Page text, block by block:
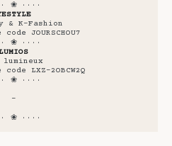
❀ ····
& K-Fashion
JOURSCHOU7
❀ ····
LUMIOS
lumineux
LXZ-2OBCW2Q
❀ ····
-
❀ ····